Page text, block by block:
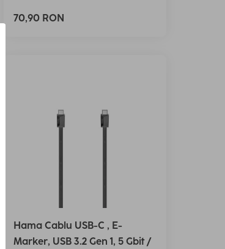
70,90 RON
Hama Cablu USB-C , E-
Marker, USB 3.2 Gen 1, 5 Gbit /